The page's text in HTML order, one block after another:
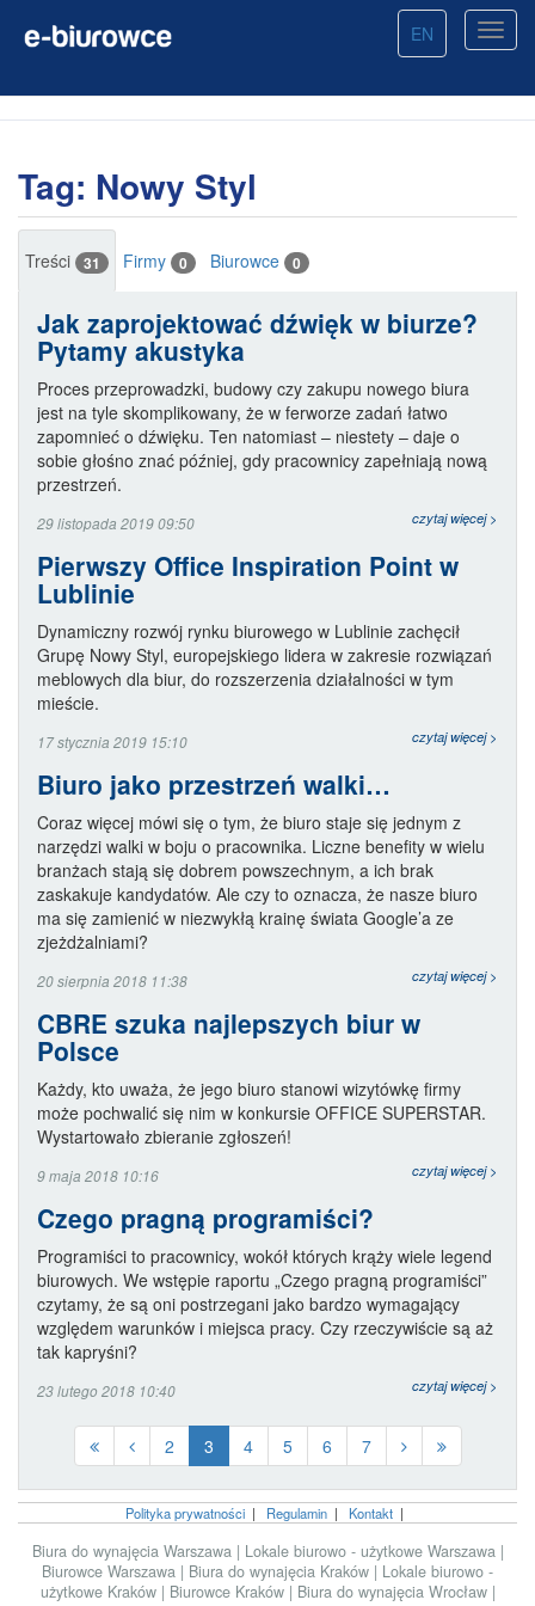
EN
Tag: Nowy Styl
Treści 31 Firmy 0 Biurowce 0
Jak zaprojektować dźwięk w biurze?
Pytamy akustyka
Proces przeprowadzki, budowy czy zakupu nowego biura
jest na tyle skomplikowany, że w ferworze zadań łatwo
zapomnieć o dźwięku. Ten natomiast – niestety – daje o
sobie głośno znać później, gdy pracownicy zapełniają nową
przestrzeń.
29 listopada 2019 09:50 czytaj więcej >
Pierwszy Office Inspiration Point w
Lublinie
Dynamiczny rozwój rynku biurowego w Lublinie zachęcił
Grupę Nowy Styl, europejskiego lidera w zakresie rozwiązań
meblowych dla biur, do rozszerzenia działalności w tym
mieście.
17 stycznia 2019 15:10 czytaj więcej >
Biuro jako przestrzeń walki…
Coraz więcej mówi się o tym, że biuro staje się jednym z
narzędzi walki w boju o pracownika. Liczne benefity w wielu
branżach stają się dobrem powszechnym, a ich brak
zaskakuje kandydatów. Ale czy to oznacza, że nasze biuro
ma się zamienić w niezwykłą krainę świata Google’a ze
zjeżdżalniami?
20 sierpnia 2018 11:38 czytaj więcej >
CBRE szuka najlepszych biur w
Polsce
Każdy, kto uważa, że jego biuro stanowi wizytówkę firmy
może pochwalić się nim w konkursie OFFICE SUPERSTAR.
Wystartowało zbieranie zgłoszeń!
9 maja 2018 10:16 czytaj więcej >
Czego pragną programiści?
Programiści to pracownicy, wokół których krąży wiele legend
biurowych. We wstępie raportu „Czego pragną programiści”
czytamy, że są oni postrzegani jako bardzo wymagający
względem warunków i miejsca pracy. Czy rzeczywiście są aż
tak kapryśni?
23 lutego 2018 10:40 czytaj więcej >
2 3 4 5 6 7
Polityka prywatności| Regulamin| Kontakt|
Biura do wynajęcia Warszawa | Lokale biurowo - użytkowe Warszawa |
Biurowce Warszawa | Biura do wynajęcia Kraków | Lokale biurowo -
użytkowe Kraków | Biurowce Kraków | Biura do wynajęcia Wrocław |